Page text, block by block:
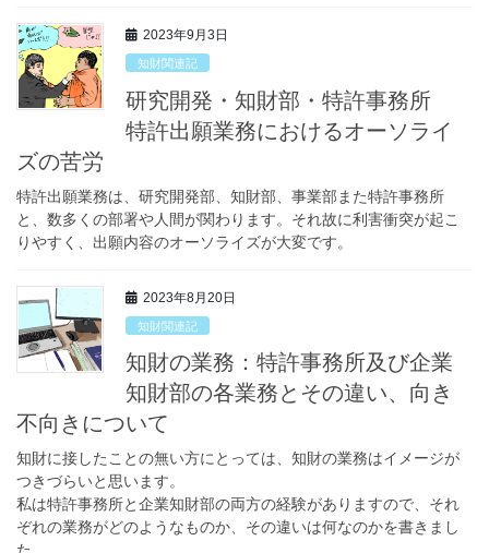
2023年9月3日
知財関連記
研究開発・知財部・特許事務所
特許出願業務におけるオーソライ
ズの苦労
特許出願業務は、研究開発部、知財部、事業部また特許事務所
と、数多くの部署や人間が関わります。それ故に利害衝突が起こ
りやすく、出願内容のオーソライズが大変です。
2023年8月20日
知財関連記
知財の業務：特許事務所及び企業
知財部の各業務とその違い、向き
不向きについて
知財に接したことの無い方にとっては、知財の業務はイメージが
つきづらいと思います。
私は特許事務所と企業知財部の両方の経験がありますので、それ
ぞれの業務がどのようなものか、その違いは何なのかを書きまし